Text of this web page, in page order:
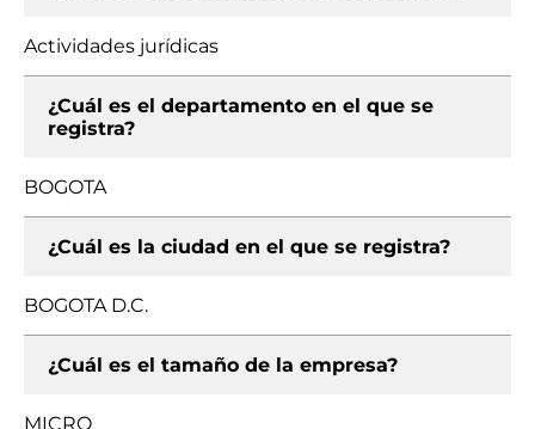
Actividades jurídicas
¿Cuál es el departamento en el que se
registra?
BOGOTA
¿Cuál es la ciudad en el que se registra?
BOGOTA D.C.
¿Cuál es el tamaño de la empresa?
MICRO